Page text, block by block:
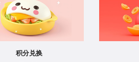
积分兑换